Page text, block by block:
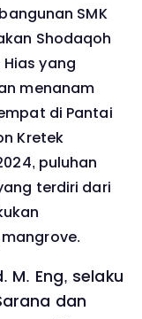
SMK
Shodaqoh
yang
menanam
di Pantai
Kretek
puluhan
terdiri dari
M. Eng, selaku
dan